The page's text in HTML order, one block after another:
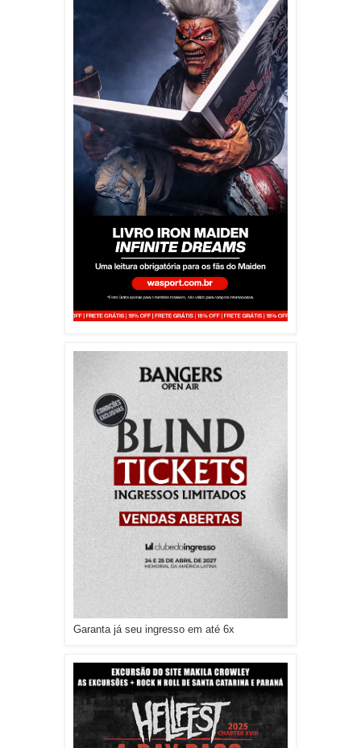
Garanta já seu ingresso em até 6x